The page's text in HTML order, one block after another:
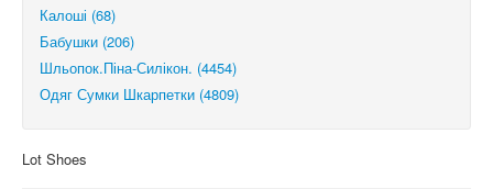
Калоші (68)
Бабушки (206)
Шльопок.Піна-Силікон. (4454)
Одяг Сумки Шкарпетки (4809)
Lot Shoes